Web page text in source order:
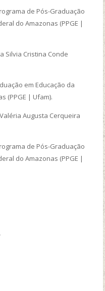
de Pós-Graduação
do Amazonas (PPGE |
Silvia Cristina Conde
em Educação da
(PPGE | Ufam).
Augusta Cerqueira
de Pós-Graduação
do Amazonas (PPGE |